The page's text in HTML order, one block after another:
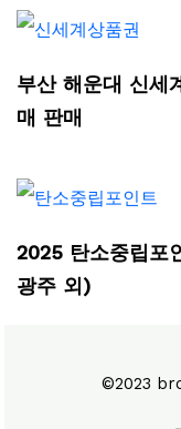
부산 해운대 신세
매 판매
2025 탄소중립포
광주 외)
©2023